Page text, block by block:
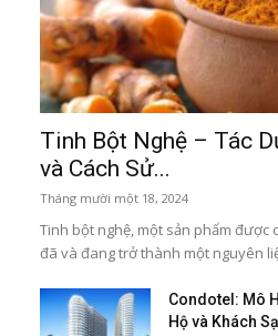
Tinh Bột Nghệ – Tác
và Cách Sử...
Tháng mười một 18, 2024
Tinh bột nghệ, một sản phẩm được
đã và đang trở thành một nguyên
Condotel: Mô
Hộ và Khách